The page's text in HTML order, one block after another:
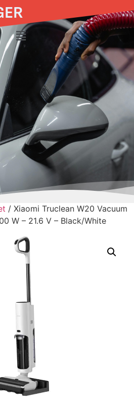
/ Xiaomi Truclean W20 Vacuum
W – 21.6 V – Black/White